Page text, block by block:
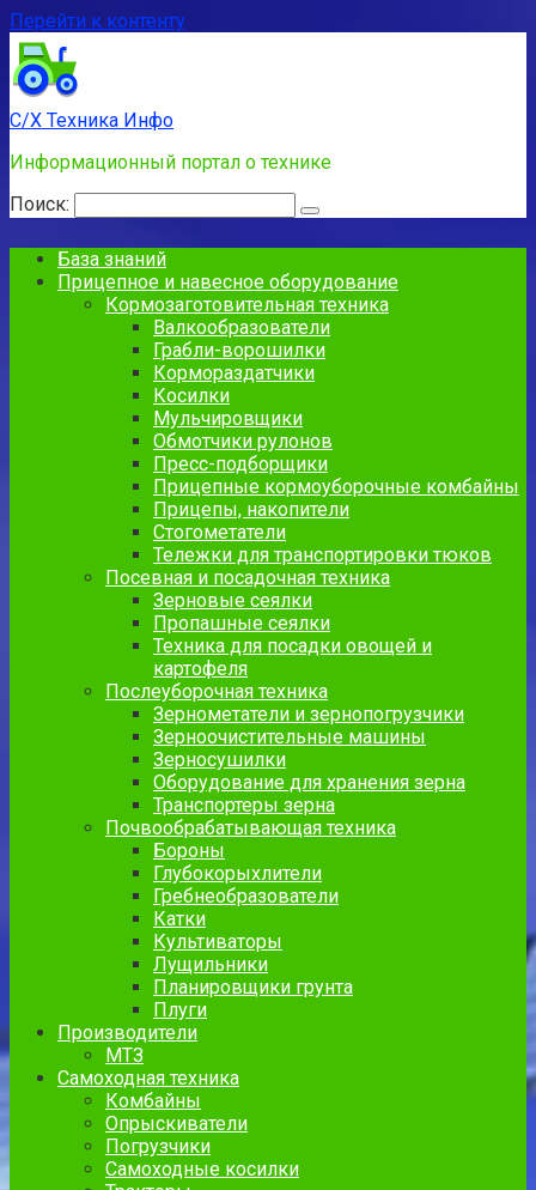
Перейти к контенту
С/Х Техника Инфо
Информационный портал о технике
Поиск:
База знаний
Прицепное и навесное оборудование
Кормозаготовительная техника
Валкообразователи
Грабли-ворошилки
Кормораздатчики
Косилки
Мульчировщики
Обмотчики рулонов
Пресс-подборщики
Прицепные кормоуборочные комбайны
Прицепы, накопители
Стогометатели
Тележки для транспортировки тюков
Посевная и посадочная техника
Зерновые сеялки
Пропашные сеялки
Техника для посадки овощей и
картофеля
Послеуборочная техника
Зернометатели и зернопогрузчики
Зерноочистительные машины
Зерносушилки
Оборудование для хранения зерна
Транспортеры зерна
Почвообрабатывающая техника
Бороны
Глубокорыхлители
Гребнеобразователи
Катки
Культиваторы
Лущильники
Планировщики грунта
Плуги
Производители
МТЗ
Самоходная техника
Комбайны
Опрыскиватели
Погрузчики
Самоходные косилки